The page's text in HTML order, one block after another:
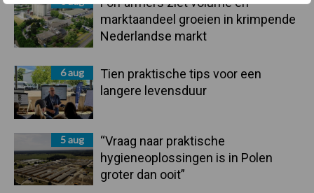
marktaandeel groeien in krimpende
Nederlandse markt
6 aug
Tien praktische tips voor een
langere levensduur
5 aug
“Vraag naar praktische
hygieneoplossingen is in Polen
groter dan ooit”